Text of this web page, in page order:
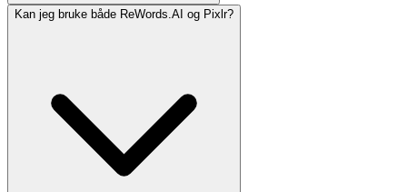
Kan jeg bruke både ReWords.AI og Pixlr?